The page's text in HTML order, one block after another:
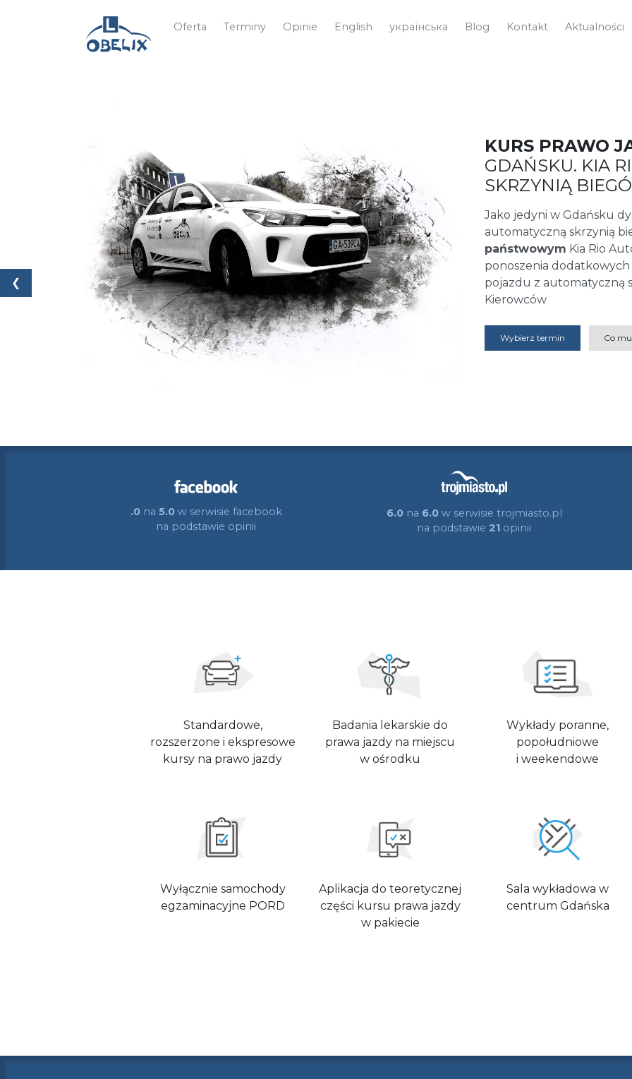
Oferta Terminy Opinie English українська Blog Kontakt Aktualności
KURS PRAWO
GDAŃSKU. KIA
SKRZYNIĄ
Jako jedyni w Gdańsku
automatyczną skrzynią
państwowym Kia Rio
ponoszenia
pojazdu z automatyczną
Kierowców
Wybierz termin Co
❮
.0na 5.0w serwisie facebook
na podstawie opinii
6.0na 6.0w serwisie trojmiasto.pl
na podstawie 21 opinii
Standardowe,
rozszerzone i ekspresowe
kursy na prawo jazdy
Badania lekarskie do
prawa jazdy na miejscu
w ośrodku
Wykłady poranne,
popołudniowe
i weekendowe
Wyłącznie samochody
egzaminacyjne PORD
Aplikacja do teoretycznej
części kursu prawa jazdy
w pakiecie
Sala wykładowa w
centrum Gdańska